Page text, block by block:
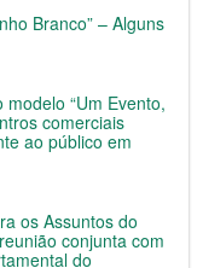
Branco” – Alguns
“Um Evento,
comerciais
ao público em
os Assuntos do
conjunta com
do